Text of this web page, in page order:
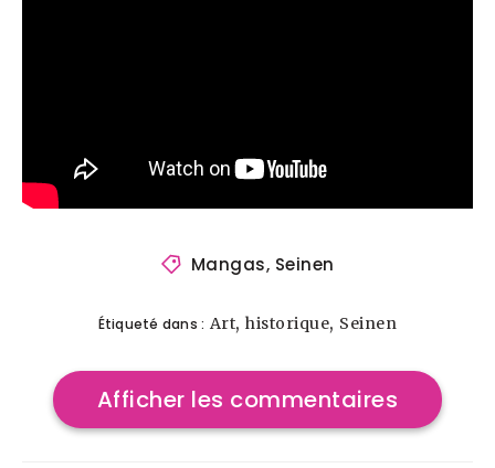
Mangas, Seinen
Étiqueté dans : Art,historique, Seinen
Afficher les commentaires